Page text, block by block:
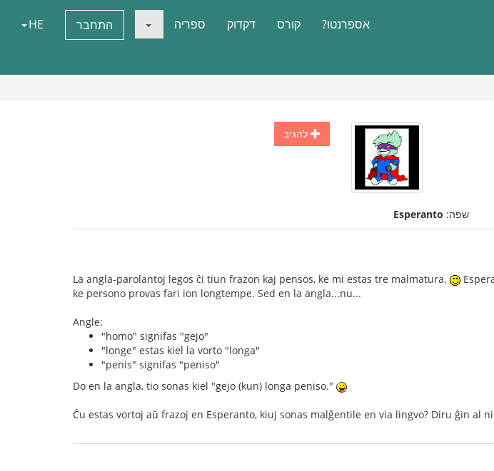
אספרנטו? קורס דקדוק ספריה התחבר HE
להגיב
שפה: Esperanto
La angla-parolantoj legos ĉi tiun frazon kaj pensos, ke mi estas tre malmatura.
ke persono provas fari ion longtempe. Sed en la angla...nu...
Angle:
"homo" signifas "gejo"
"longe" estas kiel la vorto "longa"
"penis" signifas "peniso"
Do en la angla, tio sonas kiel "gejo (kun) longa peniso."
Ĉu estas vortoj aŭ frazoj en Esperanto, kiuj sonas malĝentile en via lingvo? Diru ĝin al